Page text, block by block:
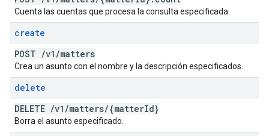
Cuenta las cuentas que procesa la consulta especificada.
create
POST /v1 /matters
Crea un asunto con el nombre y la descripción especificados.
delete
DELETE /v1 /matters/{matterId}
Borra el asunto especificado.